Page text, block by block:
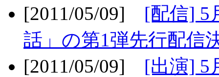
[2011/05/09] [配信] 5
話」の第1弾先行配信
[2011/05/09] [出演] 5